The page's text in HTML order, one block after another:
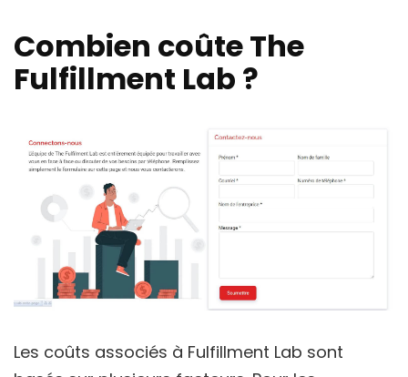
Combien coûte The
Fulfillment Lab ?
Les coûts associés à Fulfillment Lab sont